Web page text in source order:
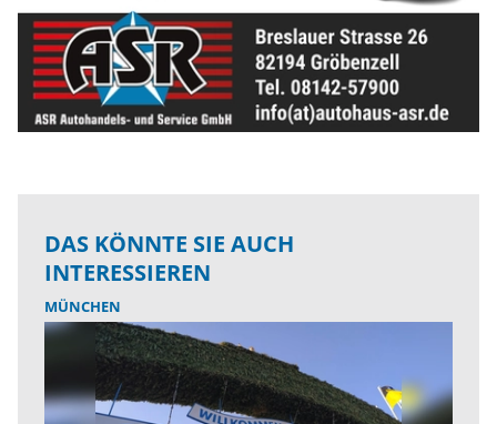
DAS KÖNNTE SIE AUCH
INTERESSIEREN
MÜNCHEN